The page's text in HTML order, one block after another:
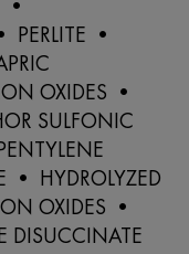
PERLITE •
OXIDES •
SULFONIC
• HYDROLYZED
OXIDES •
DISUCCINATE